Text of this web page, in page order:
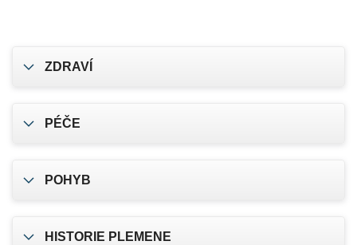
ZDRAVÍ
PÉČE
POHYB
HISTORIE PLEMENE